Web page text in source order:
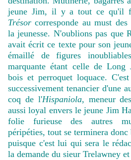
jeune Jim, il y a tout ce qu'il
Trésor corresponde au must
la jeunesse. N'oublions pas que
avait écrit ce texte pour son
émaillé de figures
marquante étant celle de Long
bois et perroquet loquace.
successivement tenancier d'une
coq de l'Hispaniola, meneur
aussi loyal envers le jeune Jim
folie furieuse des autres
péripéties, tout se terminera
puisque c'est lui qui sera le
la demande du sieur Trelawney